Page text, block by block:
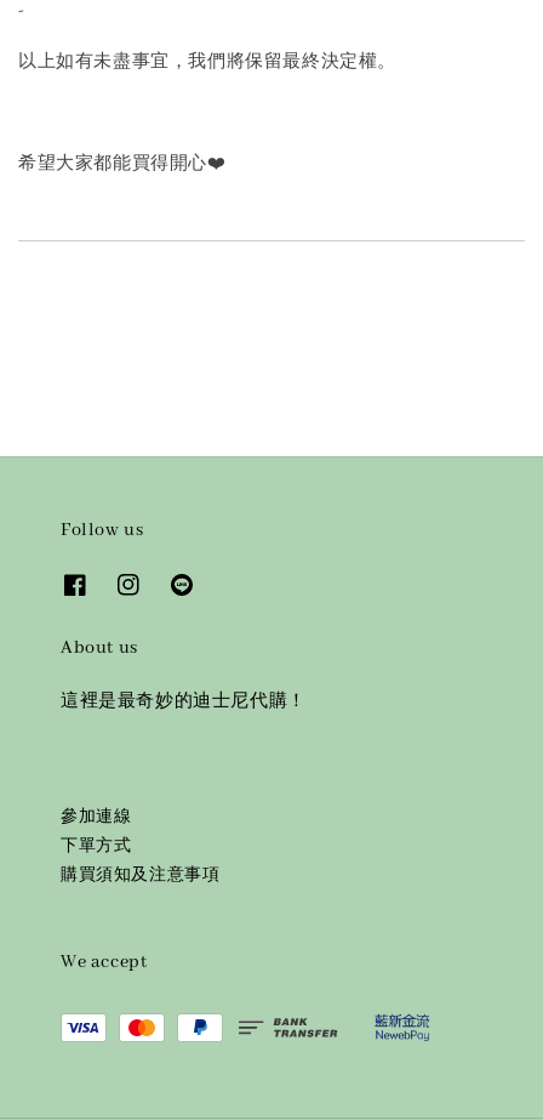
-
以上如有未盡事宜，我們將保留最終決定權。
希望大家都能買得開心❤️
Follow us
About us
這裡是最奇妙的迪士尼代購！
參加連線
下單方式
購買須知及注意事項
We accept